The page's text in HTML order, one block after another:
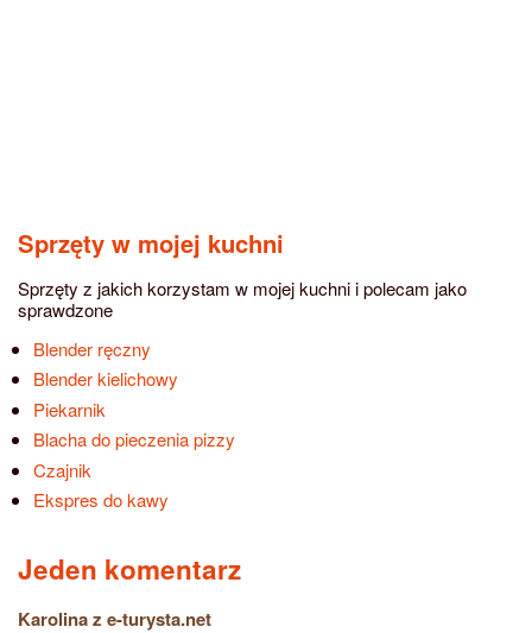
Sprzęty w mojej kuchni
Sprzęty z jakich korzystam w mojej kuchni i polecam jako
sprawdzone
Blender ręczny
Blender kielichowy
Piekarnik
Blacha do pieczenia pizzy
Czajnik
Ekspres do kawy
Jeden komentarz
Karolina z e-turysta.net